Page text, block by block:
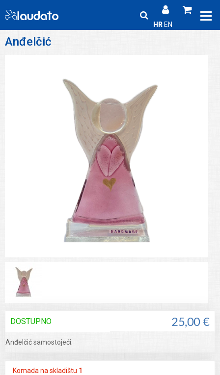
HR EN
Anđelčić
25,00 €
DOSTUPNO
Anđelčić samostojeći.
Komada na skladištu 1